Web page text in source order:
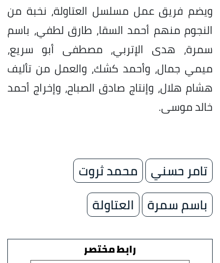
ويضم فريق عمل مسلسل العتاولة، نخبة من
النجوم منهم أحمد السقا، طارق لطفي، باسم
سمرة، هدى الإتربي، مصطفى أبو سريع،
ميمي جمال، وأحمد كشك، والعمل من تأليف
هشام هلال، وإنتاج صادق الصباح، وإخراج أحمد
خالد موسى.
تامر حسني
محمد ثروت
باسم سمرة
العتاولة
رابط مختصر